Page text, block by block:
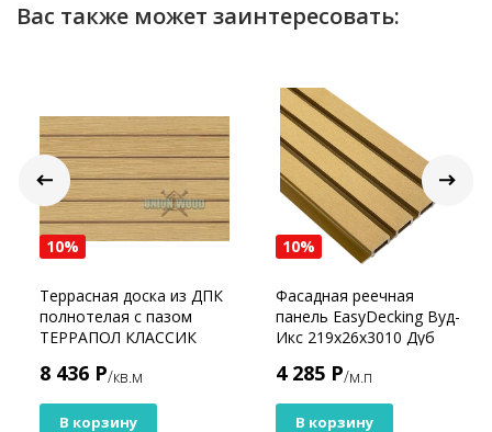
Вас также может заинтересовать:
10%
Террасная доска из ДПК
полнотелая с пазом
ТЕРРАПОЛ КЛАССИК
8 436 Р/кв.м
В корзину
10%
Фасадная реечная
панель EasyDecking Вуд-
Икс 219х26х3010 Дуб
4 285 Р/м.п
В корзину